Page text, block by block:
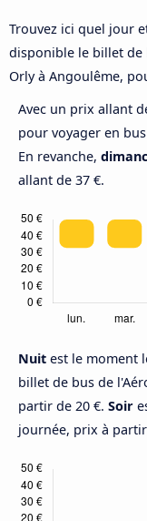
Trouvez ici quel jour
disponible le billet de
Orly à Angoulême,
Avec un prix allant
pour voyager en
En revanche,
allant de 37 €.
Nuit est le moment
billet de bus de
partir de 20 €. Soir
journée, prix à